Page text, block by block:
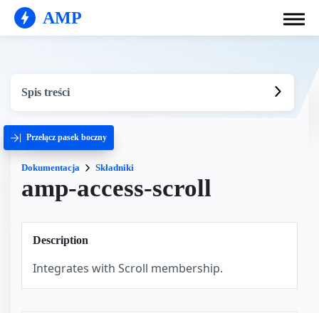
AMP
Spis treści
Przełącz pasek boczny
Dokumentacja Składniki
amp-access-scroll
Description
Integrates with Scroll membership.